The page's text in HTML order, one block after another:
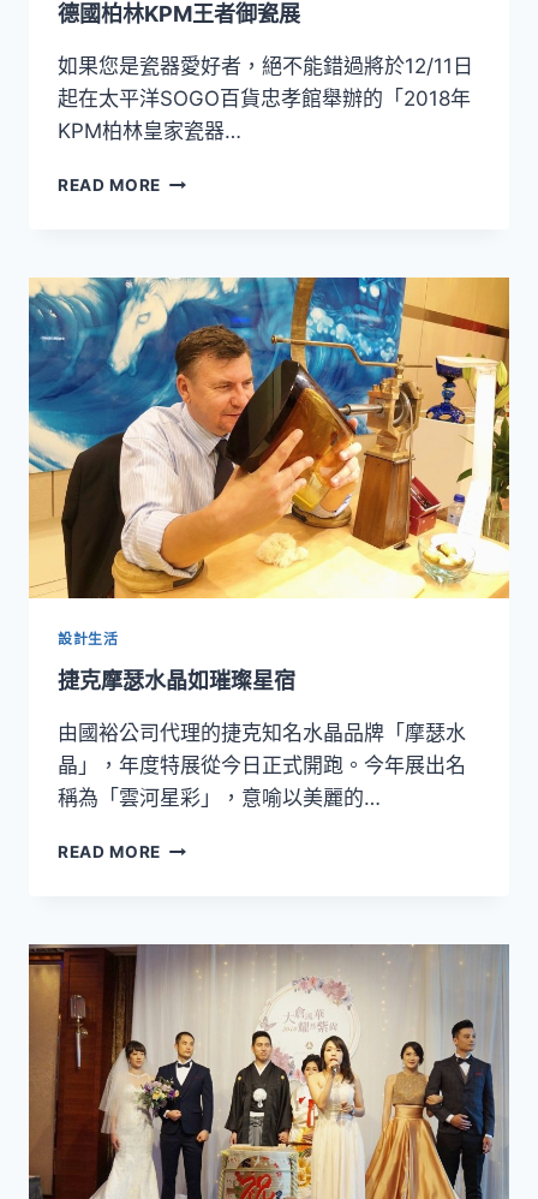
德國柏林KPM王者御瓷展
如果您是瓷器愛好者，絕不能錯過將於12/11日
起在太平洋SOGO百貨忠孝館舉辦的「2018年
KPM柏林皇家瓷器…
READ MORE 德
KPM
王
者
御
瓷
展
設計生活
捷克摩瑟水晶如璀璨星宿
由國裕公司代理的捷克知名水晶品牌「摩瑟水
晶」，年度特展從今日正式開跑。今年展出名
稱為「雲河星彩」，意喻以美麗的…
READ MORE
水
璨
星
宿